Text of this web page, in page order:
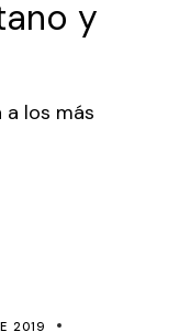
y
los más
2019